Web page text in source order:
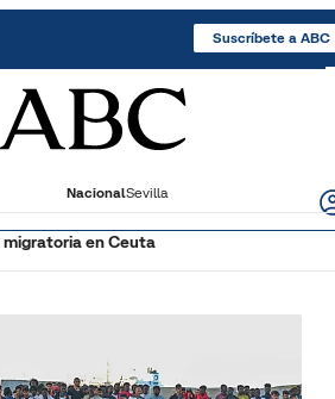
Suscríbete a ABC
NacionalSevilla
migratoria en Ceuta